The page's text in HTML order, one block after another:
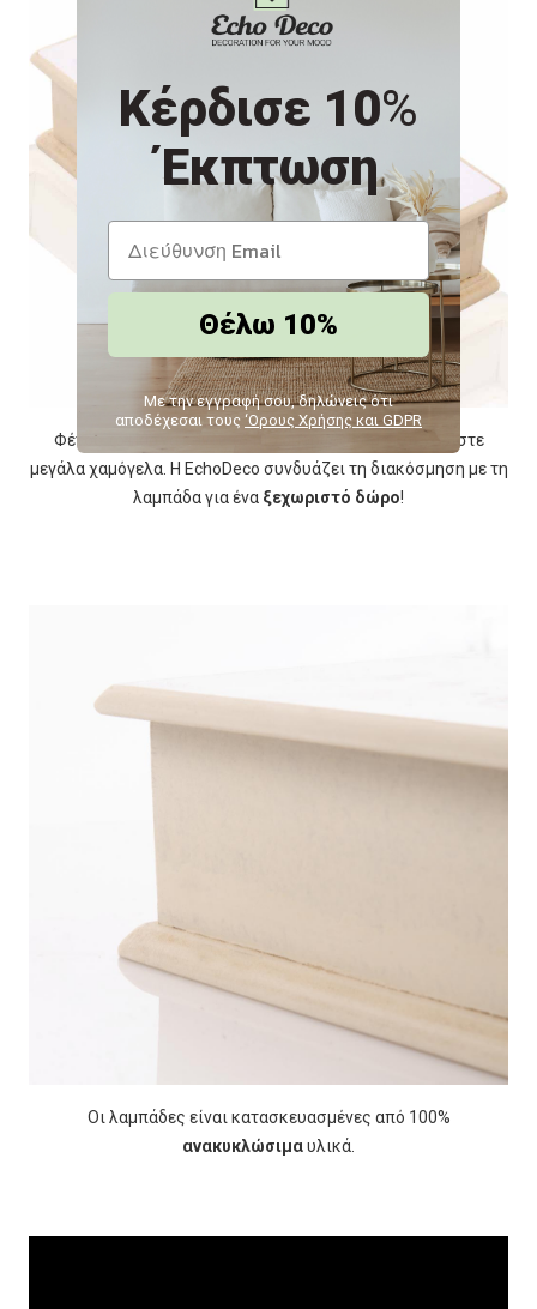
Φέτος το Πάσχα κάντε το πιο όμορφο δώρο και χαρίστε
μεγάλα χαμόγελα. Η EchoDeco συνδυάζει τη διακόσμηση με τη
λαμπάδα για ένα ξεχωριστό δώρο!
Οι λαμπάδες είναι κατασκευασμένες από 100%
ανακυκλώσιμαυλικά.
Κέρδισε 10%
Έκπτωση
Θέλω 10%
Με την εγγραφή σου, δηλώνεις ότι
αποδέχεσαι τους ‘Ορους Χρήσης και GDPR